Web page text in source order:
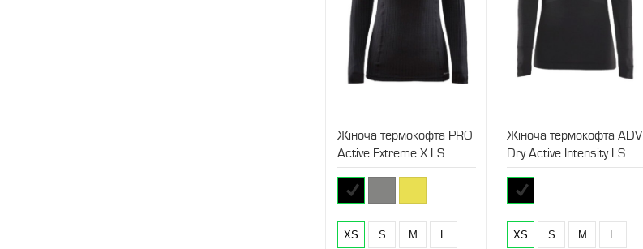
Жіноча термокофта PRO
Active Extreme X LS
XS S M L
Жіноча термокофта ADV
Dry Active Intensity LS
XS S M L